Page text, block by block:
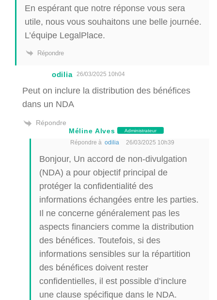
En espérant que notre réponse vous sera
utile, nous vous souhaitons une belle journée.
L’équipe LegalPlace.
Répondre
odilia 26/03/2025 10h04
Peut on inclure la distribution des bénéfices
dans un NDA
Répondre
Méline Alves
Administrateur
Répondre à odilia 26/03/2025 10h39
Bonjour, Un accord de non-divulgation
(NDA) a pour objectif principal de
protéger la confidentialité des
informations échangées entre les parties.
Il ne concerne généralement pas les
aspects financiers comme la distribution
des bénéfices. Toutefois, si des
informations sensibles sur la répartition
des bénéfices doivent rester
confidentielles, il est possible d’inclure
une clause spécifique dans le NDA.